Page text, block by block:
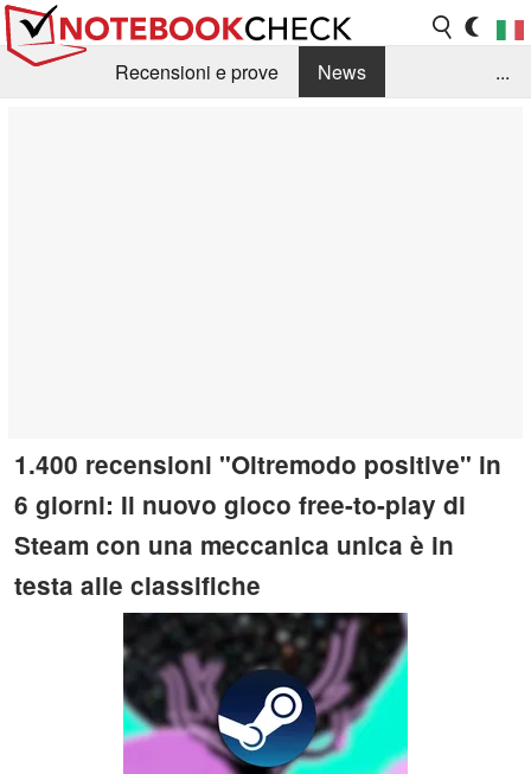
Recensioni e prove
News
...
1.400 recensioni "Oltremodo positive" in
6 giorni: Il nuovo gioco free-to-play di
Steam con una meccanica unica è in
testa alle classifiche